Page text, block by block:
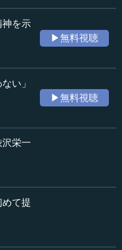
ーズ「本当のことがわか
を悪いほうに左右して
が、本書で何度も取り上
大をいい成績で卒業
の妹と結婚している。
人物に育ったのではな
ことは悪いことではな
ある。そのことを、も
ないのではないだろう
神を示
▶無料視聴
い」
▶無料視聴
栄一
て提